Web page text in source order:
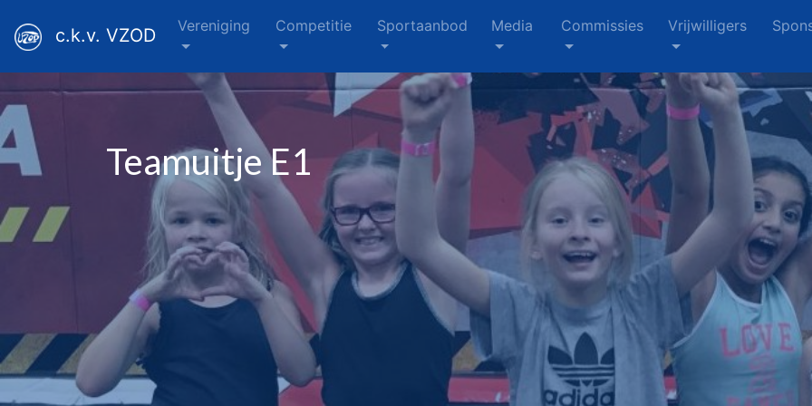
c.k.v. VZOD Vereniging Competitie Sportaanbod Media Commissies Vrijwilligers
Teamuitje E1